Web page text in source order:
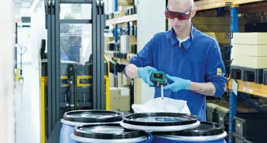
産
業
別
ア
プ
リ
ケ
ー
シ
ョ